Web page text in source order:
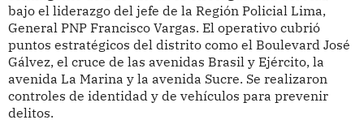
bajo el liderazgo del jefe de la Región Policial Lima,
General PNP Francisco Vargas. El operativo cubrió
puntos estratégicos del distrito como el Boulevard José
Gálvez, el cruce de las avenidas Brasil y Ejército, la
avenida La Marina y la avenida Sucre. Se realizaron
controles de identidad y de vehículos para prevenir
delitos.